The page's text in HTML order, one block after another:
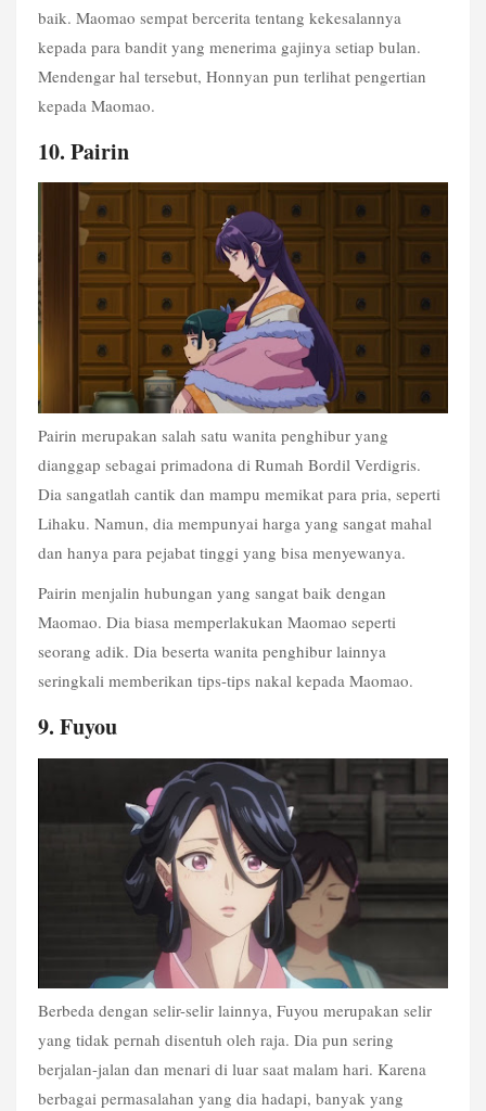
baik. Maomao sempat bercerita tentang kekesalannya
kepada para bandit yang menerima gajinya setiap bulan.
Mendengar hal tersebut, Honnyan pun terlihat pengertian
kepada Maomao.
10. Pairin
Pairin merupakan salah satu wanita penghibur yang
dianggap sebagai primadona di Rumah Bordil Verdigris.
Dia sangatlah cantik dan mampu memikat para pria, seperti
Lihaku. Namun, dia mempunyai harga yang sangat mahal
dan hanya para pejabat tinggi yang bisa menyewanya.
Pairin menjalin hubungan yang sangat baik dengan
Maomao. Dia biasa memperlakukan Maomao seperti
seorang adik. Dia beserta wanita penghibur lainnya
seringkali memberikan tips-tips nakal kepada Maomao.
9. Fuyou
Berbeda dengan selir-selir lainnya, Fuyou merupakan selir
yang tidak pernah disentuh oleh raja. Dia pun sering
berjalan-jalan dan menari di luar saat malam hari. Karena
berbagai permasalahan yang dia hadapi, banyak yang